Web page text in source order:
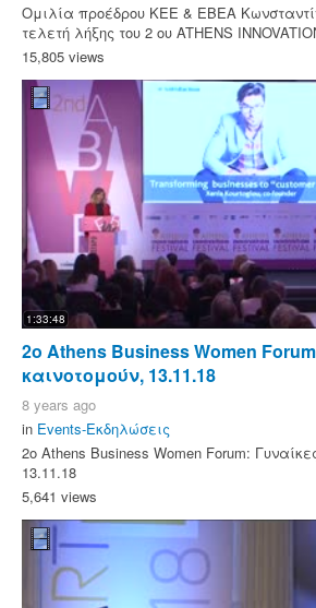
Ομιλία προέδρου ΚΕΕ & ΕΒΕΑ
τελετή λήξης του 2 ου ATHENS
15,805 views
1:33:48
2o Athens Business Women
καινοτομούν, 13.11.18
8 years ago
in Events-Εκδηλώσεις
2o Athens Business Women Forum:
13.11.18
5,641 views